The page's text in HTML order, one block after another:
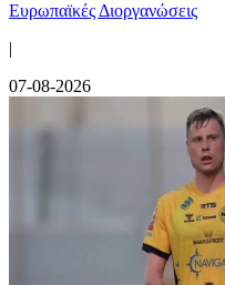
Ευρωπαϊκές Διοργανώσεις
|
07-08-2026